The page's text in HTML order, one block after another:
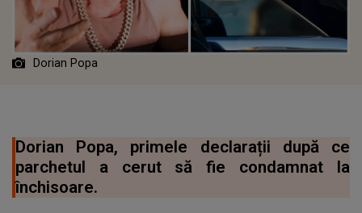
Dorian Popa
Dorian Popa, primele declarații după ce
parchetul a cerut să fie condamnat la
închisoare.